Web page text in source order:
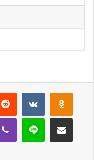
Reddit VKontakte
Viber Line E-Posta ile